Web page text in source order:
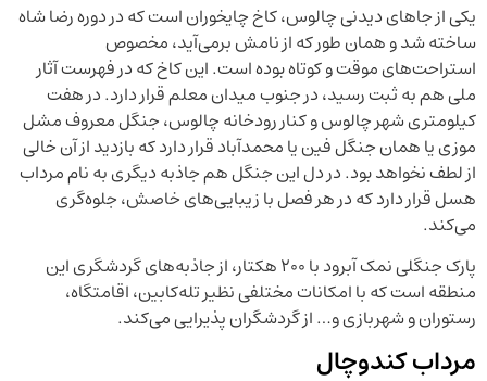
یکی از جاهای دیدنی چالوس، کاخ چایخوران است که در دوره رضا شاه
ساخته شد و همان طور که از نامش برمی‌آید، مخصوص
استراحت‌های موقت و کوتاه بوده است. این کاخ که در فهرست آثار
ملی هم به ثبت رسید، در جنوب میدان معلم قرار دارد. در هفت
کیلومتری شهر چالوس و کنار رودخانه چالوس، جنگل معروف مشل
موزی یا همان جنگل فین یا محمدآباد قرار دارد که بازدید از آن خالی
از لطف نخواهد بود. در دل این جنگل هم جاذبه‌ دیگری به نام مرداب
هسل قرار دارد که در هر فصل با زیبایی‌های خاصش، جلوه‌گری
می‌کند.
پارک جنگلی نمک آبرود با ۲۰۰ هکتار، از جاذبه‌های گردشگری این
منطقه است که با امکانات مختلفی نظیر تله‌کابین، اقامتگاه،
رستوران و شهربازی و… از گردشگران پذیرایی می‌کند.
مرداب کندوچال